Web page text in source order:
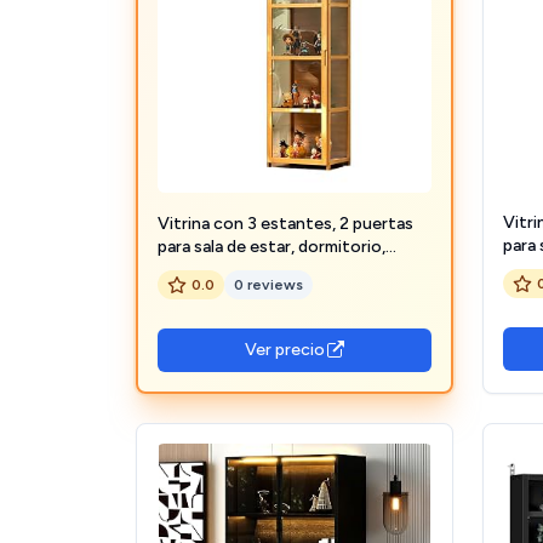
Vitrina con 3 estantes, 2 puertas
para sala de estar, dormitorio,
oficina, armario de colección de
acrílico, instalación rápida, 42 cm,
0.0 0 reviews
Ver precio
para